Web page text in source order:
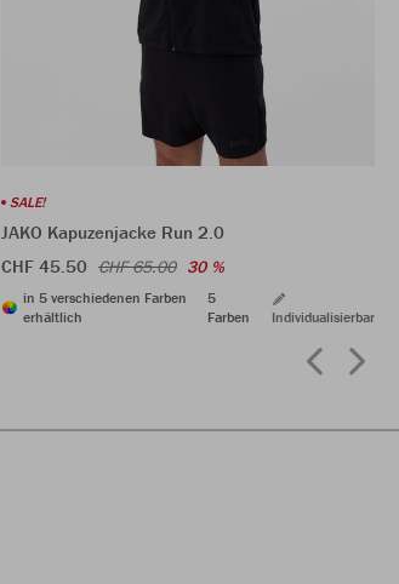
SALE!
JAKO Kapuzenjacke Run 2.0
CHF 45.50 CHF 65.00 30 %
in 5 verschiedenen Farben
erhältlich
5
Farben
Individualisierbar